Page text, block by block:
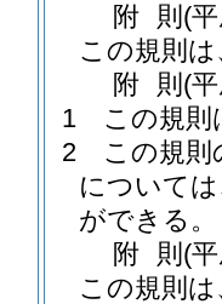
附 則 (
この規則
附 則 (
1
この規則
2
この規則
について
ができる。
附 則 (
この規則